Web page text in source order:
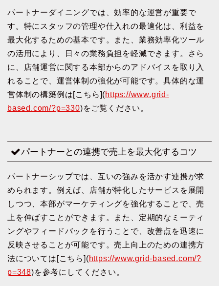
パートナーダイニングでは、効率的な運営が重要で
す。特にスタッフの管理や仕入れの最適化は、利益を
最大化するための基本です。また、業務効率化ツール
の活用により、日々の業務負担を軽減できます。さら
に、店舗運営に関する本部からのアドバイスを取り入
れることで、運営体制の強化が可能です。具体的な運
営体制の構築例は[こちら](https://www.grid-
based.com/?p=330)をご覧ください。
パートナーとの連携で売上を最大化するコツ
パートナーシップでは、互いの強みを活かす連携が求
められます。例えば、店舗が特化したサービスを展開
しつつ、本部がマーケティングを強化することで、売
上を伸ばすことができます。また、定期的なミーティ
ングやフィードバックを行うことで、改善点を迅速に
反映させることが可能です。売上向上のための連携方
法については[こちら](https://www.grid-based.com/?
p=348)を参考にしてください。